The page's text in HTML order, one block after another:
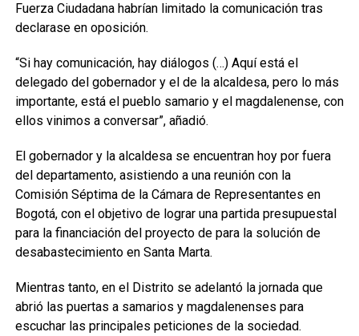
Fuerza Ciudadana habrían limitado la comunicación tras
declarase en oposición.
“Si hay comunicación, hay diálogos (…) Aquí está el
delegado del gobernador y el de la alcaldesa, pero lo más
importante, está el pueblo samario y el magdalenense, con
ellos vinimos a conversar”, añadió.
El gobernador y la alcaldesa se encuentran hoy por fuera
del departamento, asistiendo a una reunión con la
Comisión Séptima de la Cámara de Representantes en
Bogotá, con el objetivo de lograr una partida presupuestal
para la financiación del proyecto de para la solución de
desabastecimiento en Santa Marta.
Mientras tanto, en el Distrito se adelantó la jornada que
abrió las puertas a samarios y magdalenenses para
escuchar las principales peticiones de la sociedad.